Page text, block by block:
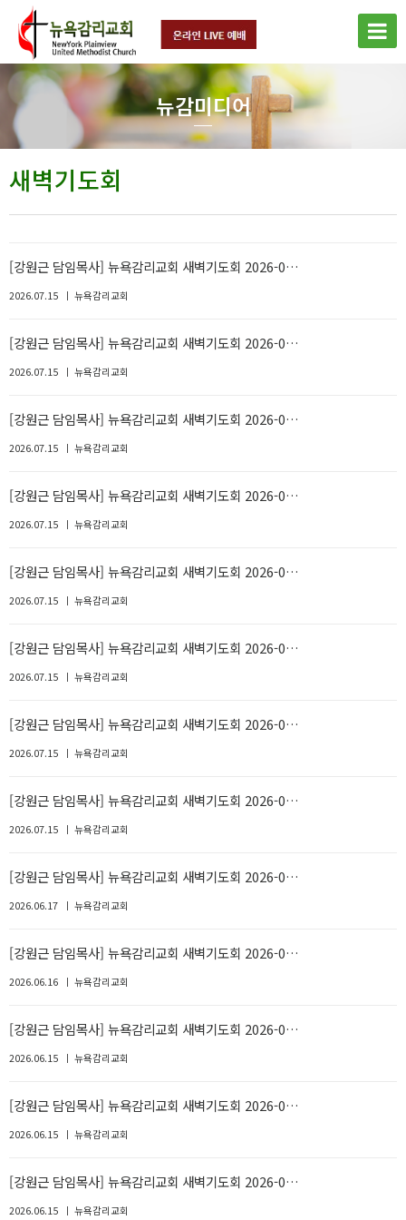
뉴감미디어
새벽기도회
[강원근 담임목사] 뉴욕감리교회 새벽기도회 2026-0…
2026.07.15 뉴욕감리교회
[강원근 담임목사] 뉴욕감리교회 새벽기도회 2026-0…
2026.07.15 뉴욕감리교회
[강원근 담임목사] 뉴욕감리교회 새벽기도회 2026-0…
2026.07.15 뉴욕감리교회
[강원근 담임목사] 뉴욕감리교회 새벽기도회 2026-0…
2026.07.15 뉴욕감리교회
[강원근 담임목사] 뉴욕감리교회 새벽기도회 2026-0…
2026.07.15 뉴욕감리교회
[강원근 담임목사] 뉴욕감리교회 새벽기도회 2026-0…
2026.07.15 뉴욕감리교회
[강원근 담임목사] 뉴욕감리교회 새벽기도회 2026-0…
2026.07.15 뉴욕감리교회
[강원근 담임목사] 뉴욕감리교회 새벽기도회 2026-0…
2026.07.15 뉴욕감리교회
[강원근 담임목사] 뉴욕감리교회 새벽기도회 2026-0…
2026.06.17 뉴욕감리교회
[강원근 담임목사] 뉴욕감리교회 새벽기도회 2026-0…
2026.06.16 뉴욕감리교회
[강원근 담임목사] 뉴욕감리교회 새벽기도회 2026-0…
2026.06.15 뉴욕감리교회
[강원근 담임목사] 뉴욕감리교회 새벽기도회 2026-0…
2026.06.15 뉴욕감리교회
[강원근 담임목사] 뉴욕감리교회 새벽기도회 2026-0…
2026.06.15 뉴욕감리교회